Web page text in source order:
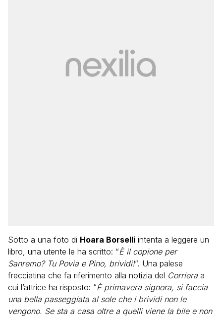
Sotto a una foto di Hoara Borselli intenta a leggere un
libro, una utente le ha scritto: “È il copione per
Sanremo? Tu Povia e Pino, brividi!“. Una palese
frecciatina che fa riferimento alla notizia del Corriera a
cui l’attrice ha risposto: “È primavera signora, si faccia
una bella passeggiata al sole che i brividi non le
vengono. Se sta a casa oltre a quelli viene la bile e non